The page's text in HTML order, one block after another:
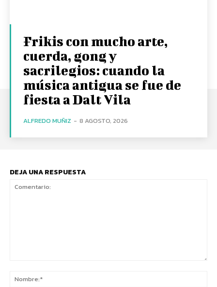
Frikis con mucho arte,
cuerda, gong y
sacrilegios: cuando la
música antigua se fue de
fiesta a Dalt Vila
ALFREDO MUÑIZ - 8 AGOSTO, 2026
DEJA UNA RESPUESTA